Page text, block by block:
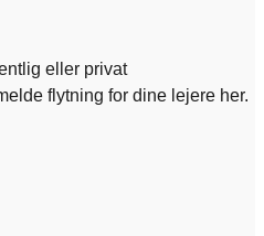
eller privat
flytning for dine lejere her.